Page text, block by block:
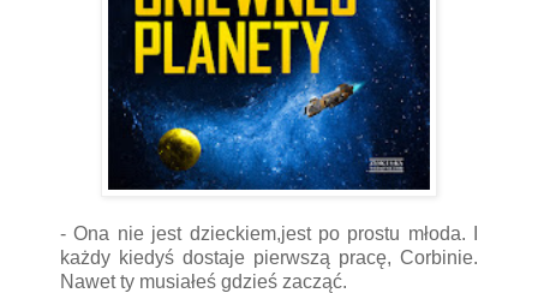
- Ona nie jest dzieckiem,jest po prostu młoda. I
każdy kiedyś dostaje pierwszą pracę, Corbinie.
Nawet ty musiałeś gdzieś zacząć.